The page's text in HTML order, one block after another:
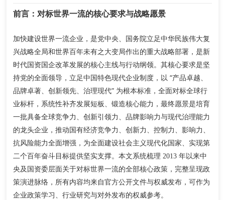
前言：对标世界一流的核心要求与战略愿景
加快建设世界一流企业，是党中央、国务院立足中华民族伟大复
兴战略全局和世界百年未有之大变局作出的重大战略部署，是新
时代国资国企改革发展的核心主线与行动纲领。其核心要求是坚
持党的全面领导，立足中国特色现代企业制度，以 “产品卓越、
品牌卓著、创新领先、治理现代” 为根本标准，全面对标全球行
业标杆，系统性补齐发展短板、锻造核心能力 ，最终愿景是培育
一批具备全球竞争力、创新引领力、品牌影响力与现代治理能力
的龙头企业，推动国有经济竞争力、创新力、控制力、影响力、
抗风险能力全面增强，为全面建设社会主义现代化国家、实现第
二个百年奋斗目标提供坚实支撑。本文系统梳理 2013 年以来中
央及国资委层面关于对标世界一流的全部核心政策，完整呈现政
策演进脉络，所有内容均来自官方公开文件与权威发布，可作为
企业政策学习、行业研究与对外发布的权威参考。